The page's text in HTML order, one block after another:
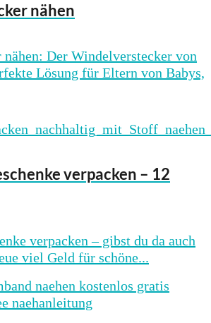
nähen
Der Windelverstecker von
Lösung für Eltern von Babys,
verpacken – 12
verpacken – gibst du da auch
viel Geld für schöne...